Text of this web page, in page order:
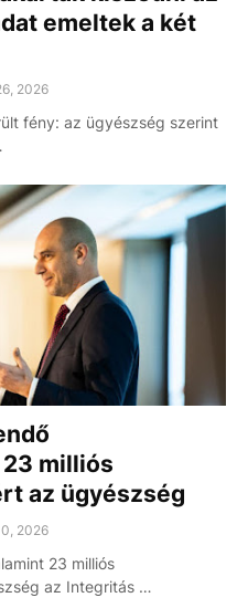
emeltek a két
2026
fény: az ügyészség szerint
milliós
az ügyészség
2026
23 milliós
az Integritás …